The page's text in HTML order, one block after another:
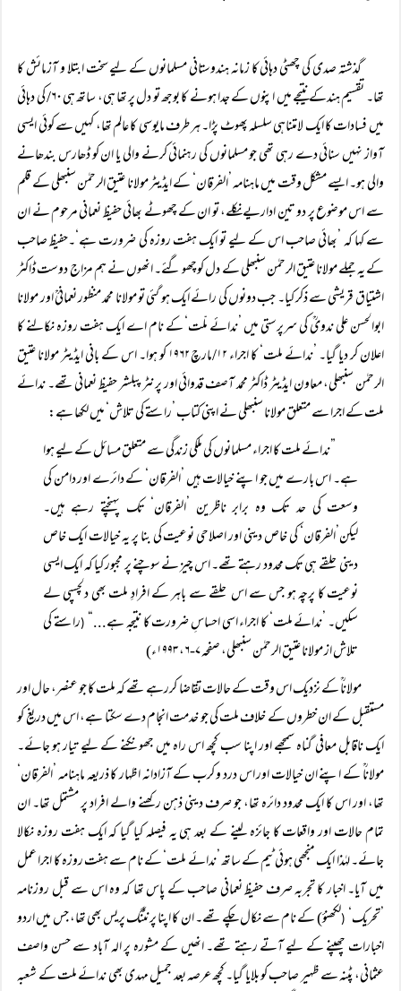
گذشتہ صدی کی چھٹی دہائی کا زمانہ ہندوستانی مسلمانوں کے لیے سخت ابتلا و آزمائش کا
تھا۔ تقسیم ہندکے نتیجے میں اپنوں کے جدا ہونے کا بوجھ تو دل پر تھا ہی، ساتھ ہی ۶۰/ کی دہائی
میں فسادات کا ایک لامتناہی سلسلہ پھوٹ پڑا۔ ہر طرف مایوسی کا عالم تھا، کہیں سے کوئی ایسی
آواز نہیں سنائی دے رہی تھی جو مسلمانوں کی رہنمائی کرنے والی یا ان کو ڈھارس بندھانے
والی ہو۔ ایسے مشکل وقت میں ماہنامہ ’الفرقان‘ کے ایڈیٹر مولانا عتیق الرحمٰن سنبھلی کے قلم
سے اس موضوع پر دو تین اداریے نکلے، تو ان کے چھوٹے بھائی حفیظ نعمانی مرحوم نے ان
سے کہا کہ ’بھائی صاحب اس کے لیے تو ایک ہفت روزہ کی ضرورت ہے‘۔حفیظ صاحب
کے یہ جملے مولانا عتیق الرحمٰن سنبھلی کے دل کوچھو گئے۔ انھوں نے ہم مزاج دوست ڈاکٹر
اشتیاق قریشی سے ذکر کیا۔ جب دونوں کی رائے ایک ہو گئی تو مولانا محمد منظور نعمانیؒ اور مولانا
ابوالحسن علی ندویؒ کی سرپرستی میں ’ندائے ملّت‘ کے نام اے ایک ہفت روزہ نکالنے کا
اعلان کر دیا گیا۔ ’ندائے ملت‘ کا اجراء ۱۲/مارچ ۱۹۶۲ کو ہوا۔ اس کے بانی ایڈیٹر مولانا عتیق
الرحمٰن سنبھلی، معاون ایڈیٹر ڈاکٹر محمد آصف قدوائی اور پرنٹر پبلشر حفیظ نعمانی تھے۔ ندائے
ملت کے اجرا سے متعلق مولانا سنبھلی نے اپنی کتاب ’راستے کی تلاش‘ میں لکھا ہے:
”ندائے ملت کا اجراء مسلمانوں کی ملکی زندگی سے متعلق مسائل کے لیے ہوا
ہے۔ اس بارے میں جو اپنے خیالات ہیں ’الفرقان‘ کے دائرے اور دامن کی
وسعت کی حد تک وہ برابر ناظرین ’الفرقان‘ تک پہنچتے رہے ہیں۔
لیکن’الفرقان‘ کی خاص دینی اور اصلاحی نوعیت کی بنا پر یہ خیالات ایک خاص
دینی حلقے ہی تک محدود رہتے تھے۔ اس چیز نے سوچنے پر مجبور کیا کہ ایک ایسی
نوعیت کا پرچہ ہو جس سے اس حلقے سے باہر کے افرادِ ملت بھی دلچسپی لے
سکیں۔ ’ندائے ملت‘ کا اجراء اسی احساسِ ضرورت کا نتیجہ ہے...“ (راستے کی
تلاش از مولانا عتیق الرحمٰن سنبھلی، صفحہ ۷-۶، ۱۹۹۳ء)
مولاناؒ کے نزدیک اس وقت کے حالات تقاضا کررہے تھے کہ ملت کا جو عنصر، حال اور
مستقبل کے ان خطروں کے خلاف ملت کی جو خدمت انجام دے سکتا ہے، اس میں دریغ کو
ایک ناقابل معافی گناہ سمجھے اور اپنا سب کچھ اس راہ میں جھونکنے کے لیے تیار ہو جائے۔
مولاناؒ کے اپنے ان خیالات اور اس درد و کرب کے آزادانہ اظہار کا ذریعہ ماہنامہ ’الفرقان‘
تھا، اور اس کا ایک محدود دائرہ تھا، جو صرف دینی ذہن رکھنے والے افراد پر مشتمل تھا۔ ان
تمام حالات اور واقعات کا جائزہ لینے کے بعد ہی یہ فیصلہ کیا گیا کہ ایک ہفت روزہ نکالا
جائے۔ لہٰذا ایک منجھی ہوئی ٹیم کے ساتھ ’ندائے ملت‘ کے نام سے ہفت روزہ کا اجرا عمل
میں آیا۔ اخبار کا تجربہ صرف حفیظ نعمانی صاحب کے پاس تھا کہ وہ اس سے قبل روزنامہ
’تحریک‘ (لکھنؤ) کے نام سے نکال چکے تھے۔ ان کا اپنا پرنٹنگ پریس بھی تھا، جس میں اردو
اخبارات چھپنے کے لیے آتے رہتے تھے۔ انھیں کے مشورہ پر الہ آباد سے حسن واصف
عثمانی، پٹنہ سے ظہیر صاحب کو بلایا گیا۔ کچھ عرصہ بعد جمیل مہدی بھی ندائے ملت کے شعبہ